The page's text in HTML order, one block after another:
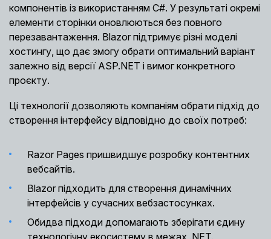
компонентів із використанням C#. У результаті окремі
елементи сторінки оновлюються без повного
перезавантаження. Blazor підтримує різні моделі
хостингу, що дає змогу обрати оптимальний варіант
залежно від версії ASP.NET і вимог конкретного
проєкту.
Ці технології дозволяють компаніям обрати підхід до
створення інтерфейсу відповідно до своїх потреб:
Razor Pages пришвидшує розробку контентних
вебсайтів.
Blazor підходить для створення динамічних
інтерфейсів у сучасних вебзастосунках.
Обидва підходи допомагають зберігати єдину
технологічну екосистему в межах .NET.